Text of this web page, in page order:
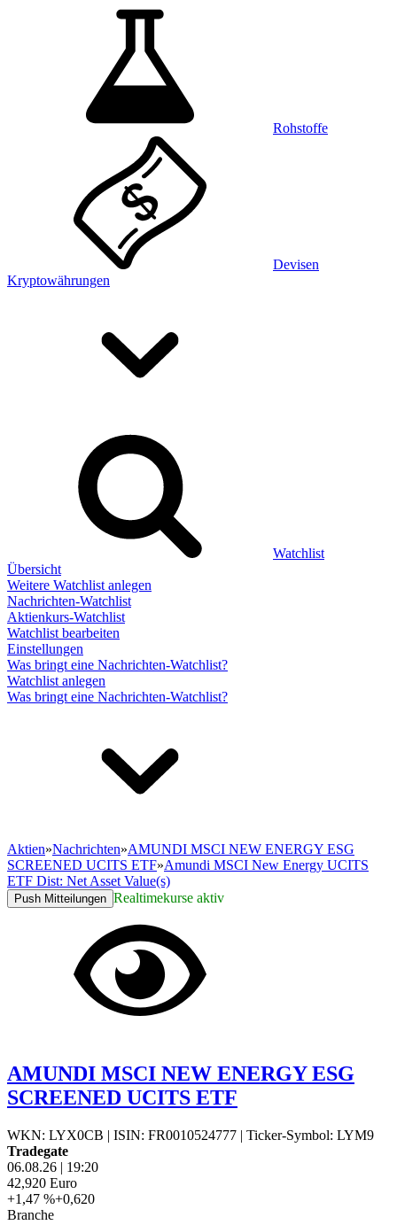
Rohstoffe
Devisen
Kryptowährungen
Watchlist
Übersicht
Weitere Watchlist anlegen
Nachrichten-Watchlist
Aktienkurs-Watchlist
Watchlist bearbeiten
Einstellungen
Was bringt eine Nachrichten-Watchlist?
Watchlist anlegen
Was bringt eine Nachrichten-Watchlist?
Aktien»Nachrichten»AMUNDI MSCI NEW ENERGY ESG
SCREENED UCITS ETF»Amundi MSCI New Energy UCITS
ETF Dist: Net Asset Value(s)
Push Mitteilungen Realtimekurse aktiv
AMUNDI MSCI NEW ENERGY ESG
SCREENED UCITS ETF
WKN: LYX0CB | ISIN: FR0010524777 | Ticker-Symbol: LYM9
Tradegate
06.08.26 | 19:20
42,920 Euro
+1,47 %+0,620
Branche